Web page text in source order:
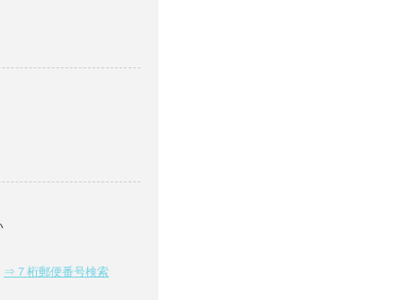
⇒７桁郵便番号検索